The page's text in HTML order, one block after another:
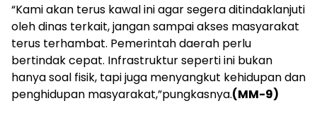
“Kami akan terus kawal ini agar segera ditindaklanjuti
oleh dinas terkait, jangan sampai akses masyarakat
terus terhambat. Pemerintah daerah perlu
bertindak cepat. Infrastruktur seperti ini bukan
hanya soal fisik, tapi juga menyangkut kehidupan dan
penghidupan masyarakat,”pungkasnya.(MM-9)